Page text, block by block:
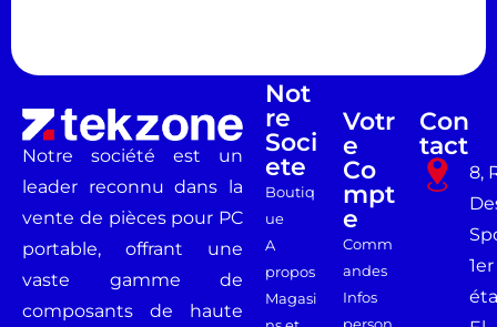
Notre société est un
leader reconnu dans la
vente de pièces pour PC
portable, offrant une
vaste gamme de
composants de haute
Not
Re
Soci
Ete
Boutiq
ue
A
propos
Magasi
Votr
E
Co
Mpt
E
Comm
andes
Infos
person
Con
Tact
8,
1er